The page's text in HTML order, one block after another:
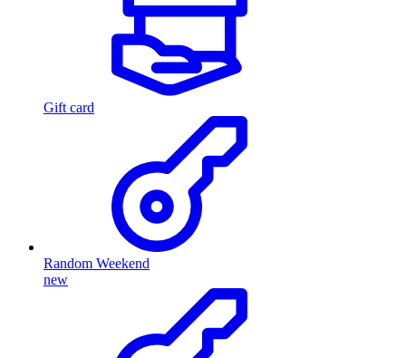
Gift card
Random Weekend
new